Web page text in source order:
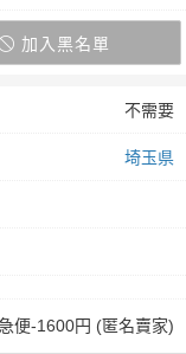
加入黑名單
不需要
埼玉県
便-1600円 (匿名賣家)